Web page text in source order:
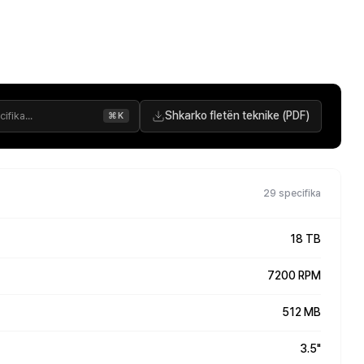
⌘K Shkarko fletën teknike (PDF)
29 specifika
18 TB
7200 RPM
512 MB
3.5"